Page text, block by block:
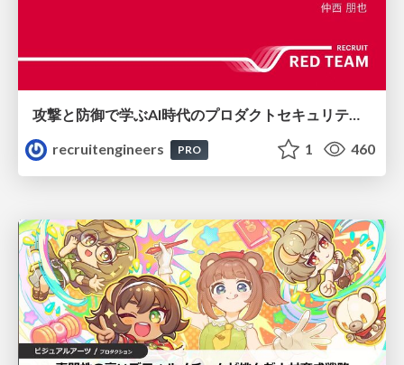
攻撃と防御で学ぶAI時代のプロダクトセキュリティ演習
recruitengineers
PRO 1 460